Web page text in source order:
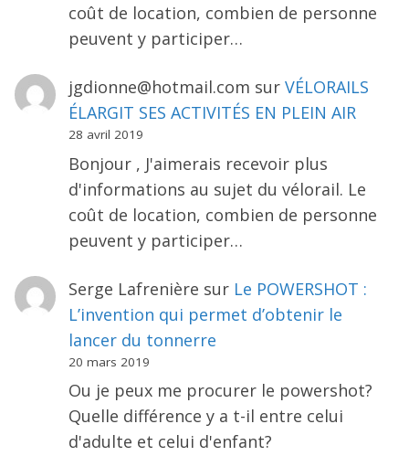
coût de location, combien de personne
peuvent y participer…
jgdionne@hotmail.com sur VÉLORAILS
ÉLARGIT SES ACTIVITÉS EN PLEIN AIR
28 avril 2019
Bonjour , J'aimerais recevoir plus
d'informations au sujet du vélorail. Le
coût de location, combien de personne
peuvent y participer…
Serge Lafrenière sur Le POWERSHOT :
L’invention qui permet d’obtenir le
lancer du tonnerre
20 mars 2019
Ou je peux me procurer le powershot?
Quelle différence y a t-il entre celui
d'adulte et celui d'enfant?